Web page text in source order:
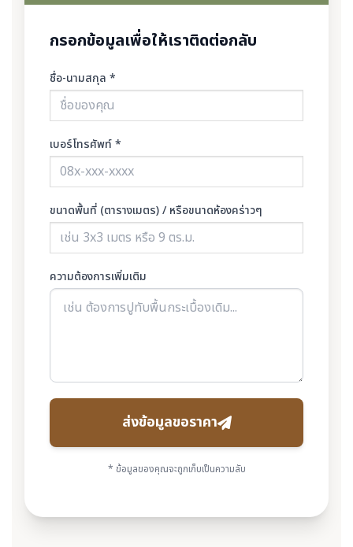
กรอกข้อมูลเพื่อให้เราติดต่อกลับ
ชื่อ-นามสกุล *
เบอร์โทรศัพท์ *
ขนาดพื้นที่ (ตารางเมตร) / หรือขนาดห้องคร่าวๆ
ความต้องการเพิ่มเติม
ส่งข้อมูลขอราคา
* ข้อมูลของคุณจะถูกเก็บเป็นความลับ